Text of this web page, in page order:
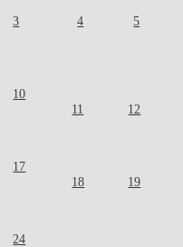
3 4 5
10
11
12
17
18
19
24